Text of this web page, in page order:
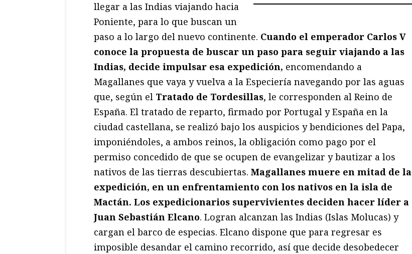
llegar a las Indias viajando hacia
Poniente, para lo que buscan un
paso a lo largo del nuevo continente. Cuando el emperador Carlos V
conoce la propuesta de buscar un paso para seguir viajando a las
Indias, decide impulsar esa expedición, encomendando a
Magallanes que vaya y vuelva a la Especiería navegando por las aguas
que, según el Tratado de Tordesillas, le corresponden al Reino de
España. El tratado de reparto, firmado por Portugal y España en la
ciudad castellana, se realizó bajo los auspicios y bendiciones del Papa,
imponiéndoles, a ambos reinos, la obligación como pago por el
permiso concedido de que se ocupen de evangelizar y bautizar a los
nativos de las tierras descubiertas. Magallanes muere en mitad de la
expedición, en un enfrentamiento con los nativos en la isla de
Mactán. Los expedicionarios supervivientes deciden hacer líder a
Juan Sebastián Elcano. Logran alcanzan las Indias (Islas Molucas) y
cargan el barco de especias. Elcano dispone que para regresar es
imposible desandar el camino recorrido, así que decide desobedecer